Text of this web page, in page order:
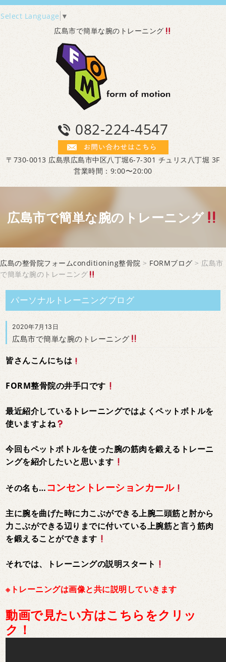
Select Language ▼
広島市で簡単な腕のトレーニング
082-224-4547
〒730-0013 広島県広島市中区八丁堀6-7-301 チュリス八丁堀 3F
営業時間：9:00〜20:00
広島市で簡単な腕のトレーニング
広島の整骨院フォームconditioning整骨院 > FORMブログ > 広島市
で簡単な腕のトレーニング
パーソナルトレーニングブログ
2020年7月13日
広島市で簡単な腕のトレーニング
皆さんこんにちは
FORM整骨院の井手口です
最近紹介しているトレーニングではよくペットボトルを
使いますよね
今回もペットボトルを使った腕の筋肉を鍛えるトレーニ
ングを紹介したいと思います
その名も…コンセントレーションカール
主に腕を曲げた時に力こぶができる上腕二頭筋と肘から
力こぶができる辺りまでに付いている上腕筋と言う筋肉
を鍛えることができます
それでは、トレーニングの説明スタート
※トレーニングは画像と共に説明していきます
動画で見たい方はこちらをクリッ
ク！